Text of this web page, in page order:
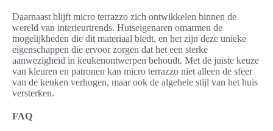
Daarnaast blijft micro terrazzo zich ontwikkelen binnen de
wereld van interieurtrends. Huiseigenaren omarmen de
mogelijkheden die dit materiaal biedt, en het zijn deze unieke
eigenschappen die ervoor zorgen dat het een sterke
aanwezigheid in keukenontwerpen behoudt. Met de juiste keuze
van kleuren en patronen kan micro terrazzo niet alleen de sfeer
van de keuken verhogen, maar ook de algehele stijl van het huis
versterken.
FAQ